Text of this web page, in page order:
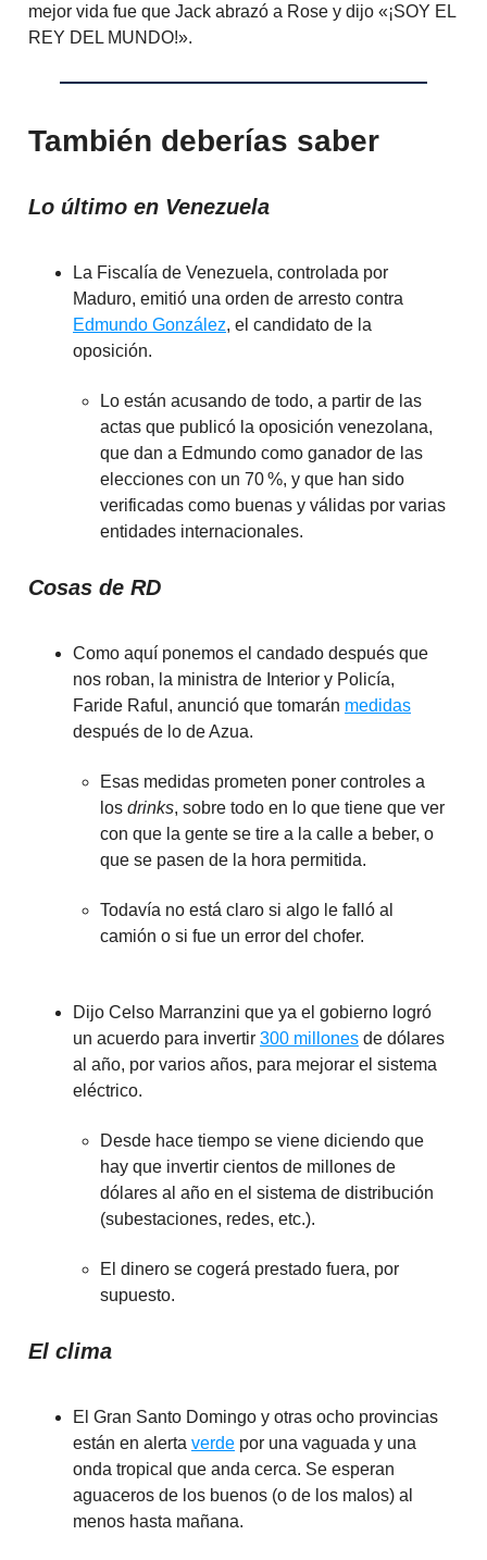
mejor vida fue que Jack abrazó a Rose y dijo «¡SOY EL
REY DEL MUNDO!».
También deberías saber
Lo último en Venezuela
La Fiscalía de Venezuela, controlada por
Maduro, emitió una orden de arresto contra
Edmundo González, el candidato de la
oposición.
Lo están acusando de todo, a partir de las
actas que publicó la oposición venezolana,
que dan a Edmundo como ganador de las
elecciones con un 70 %, y que han sido
verificadas como buenas y válidas por varias
entidades internacionales.
Cosas de RD
Como aquí ponemos el candado después que
nos roban, la ministra de Interior y Policía,
Faride Raful, anunció que tomarán medidas
después de lo de Azua.
Esas medidas prometen poner controles a
los drinks, sobre todo en lo que tiene que ver
con que la gente se tire a la calle a beber, o
que se pasen de la hora permitida.
Todavía no está claro si algo le falló al
camión o si fue un error del chofer.
Dijo Celso Marranzini que ya el gobierno logró
un acuerdo para invertir 300 millones de dólares
al año, por varios años, para mejorar el sistema
eléctrico.
Desde hace tiempo se viene diciendo que
hay que invertir cientos de millones de
dólares al año en el sistema de distribución
(subestaciones, redes, etc.).
El dinero se cogerá prestado fuera, por
supuesto.
El clima
El Gran Santo Domingo y otras ocho provincias
están en alerta verde por una vaguada y una
onda tropical que anda cerca. Se esperan
aguaceros de los buenos (o de los malos) al
menos hasta mañana.